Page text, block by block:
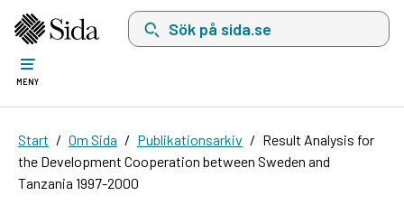
Sök på sida.se, sökförslag kommer att visas
MENY
Start Om Sida Publikationsarkiv
Result Analysis for
the Development Cooperation between Sweden and
Tanzania 1997-2000